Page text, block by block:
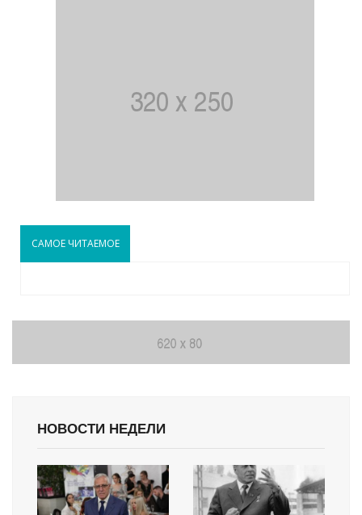
САМОЕ ЧИТАЕМОЕ
НОВОСТИ НЕДЕЛИ